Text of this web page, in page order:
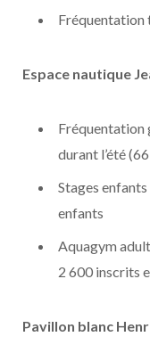
Fréquentation
Espace nautique
Fréquentation
durant l’été
Stages
enfants
Aquagym
2 600 inscrits
Pavillon blanc